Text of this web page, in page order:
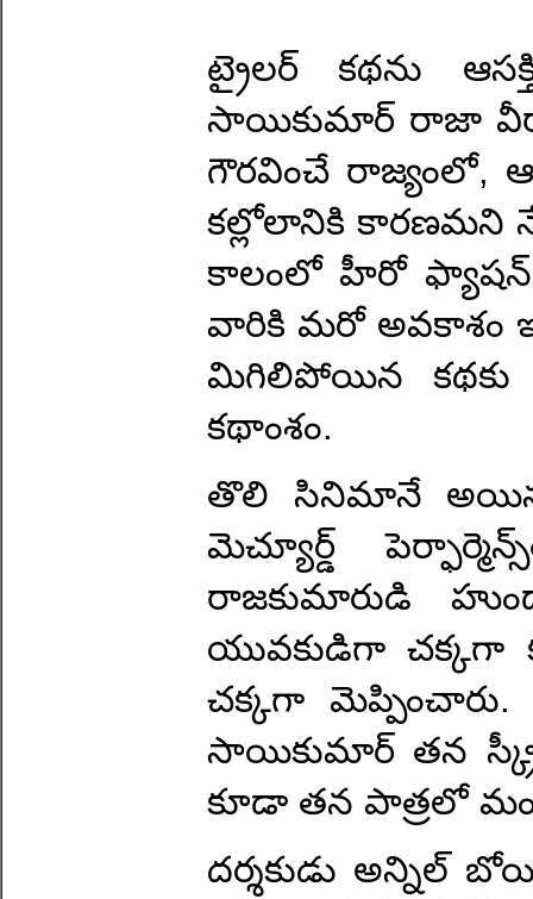
ట్రైలర్ కథను
సాయికుమార్ రాజా
గౌరవించే రాజ్యంలో,
కల్లోలానికి కారణమని
కాలంలో హీరో ఫ్యాషన్
వారికి మరో అవకాశం
మిగిలిపోయిన కథకు
కథాంశం.
తొలి సినిమానే
మెచ్యూర్డ్
రాజకుమారుడి
యువకుడిగా చక్కగా
చక్కగా మెప్పించారు.
సాయికుమార్ తన
కూడా తన పాత్రలో
దర్శకుడు అన్నిల్